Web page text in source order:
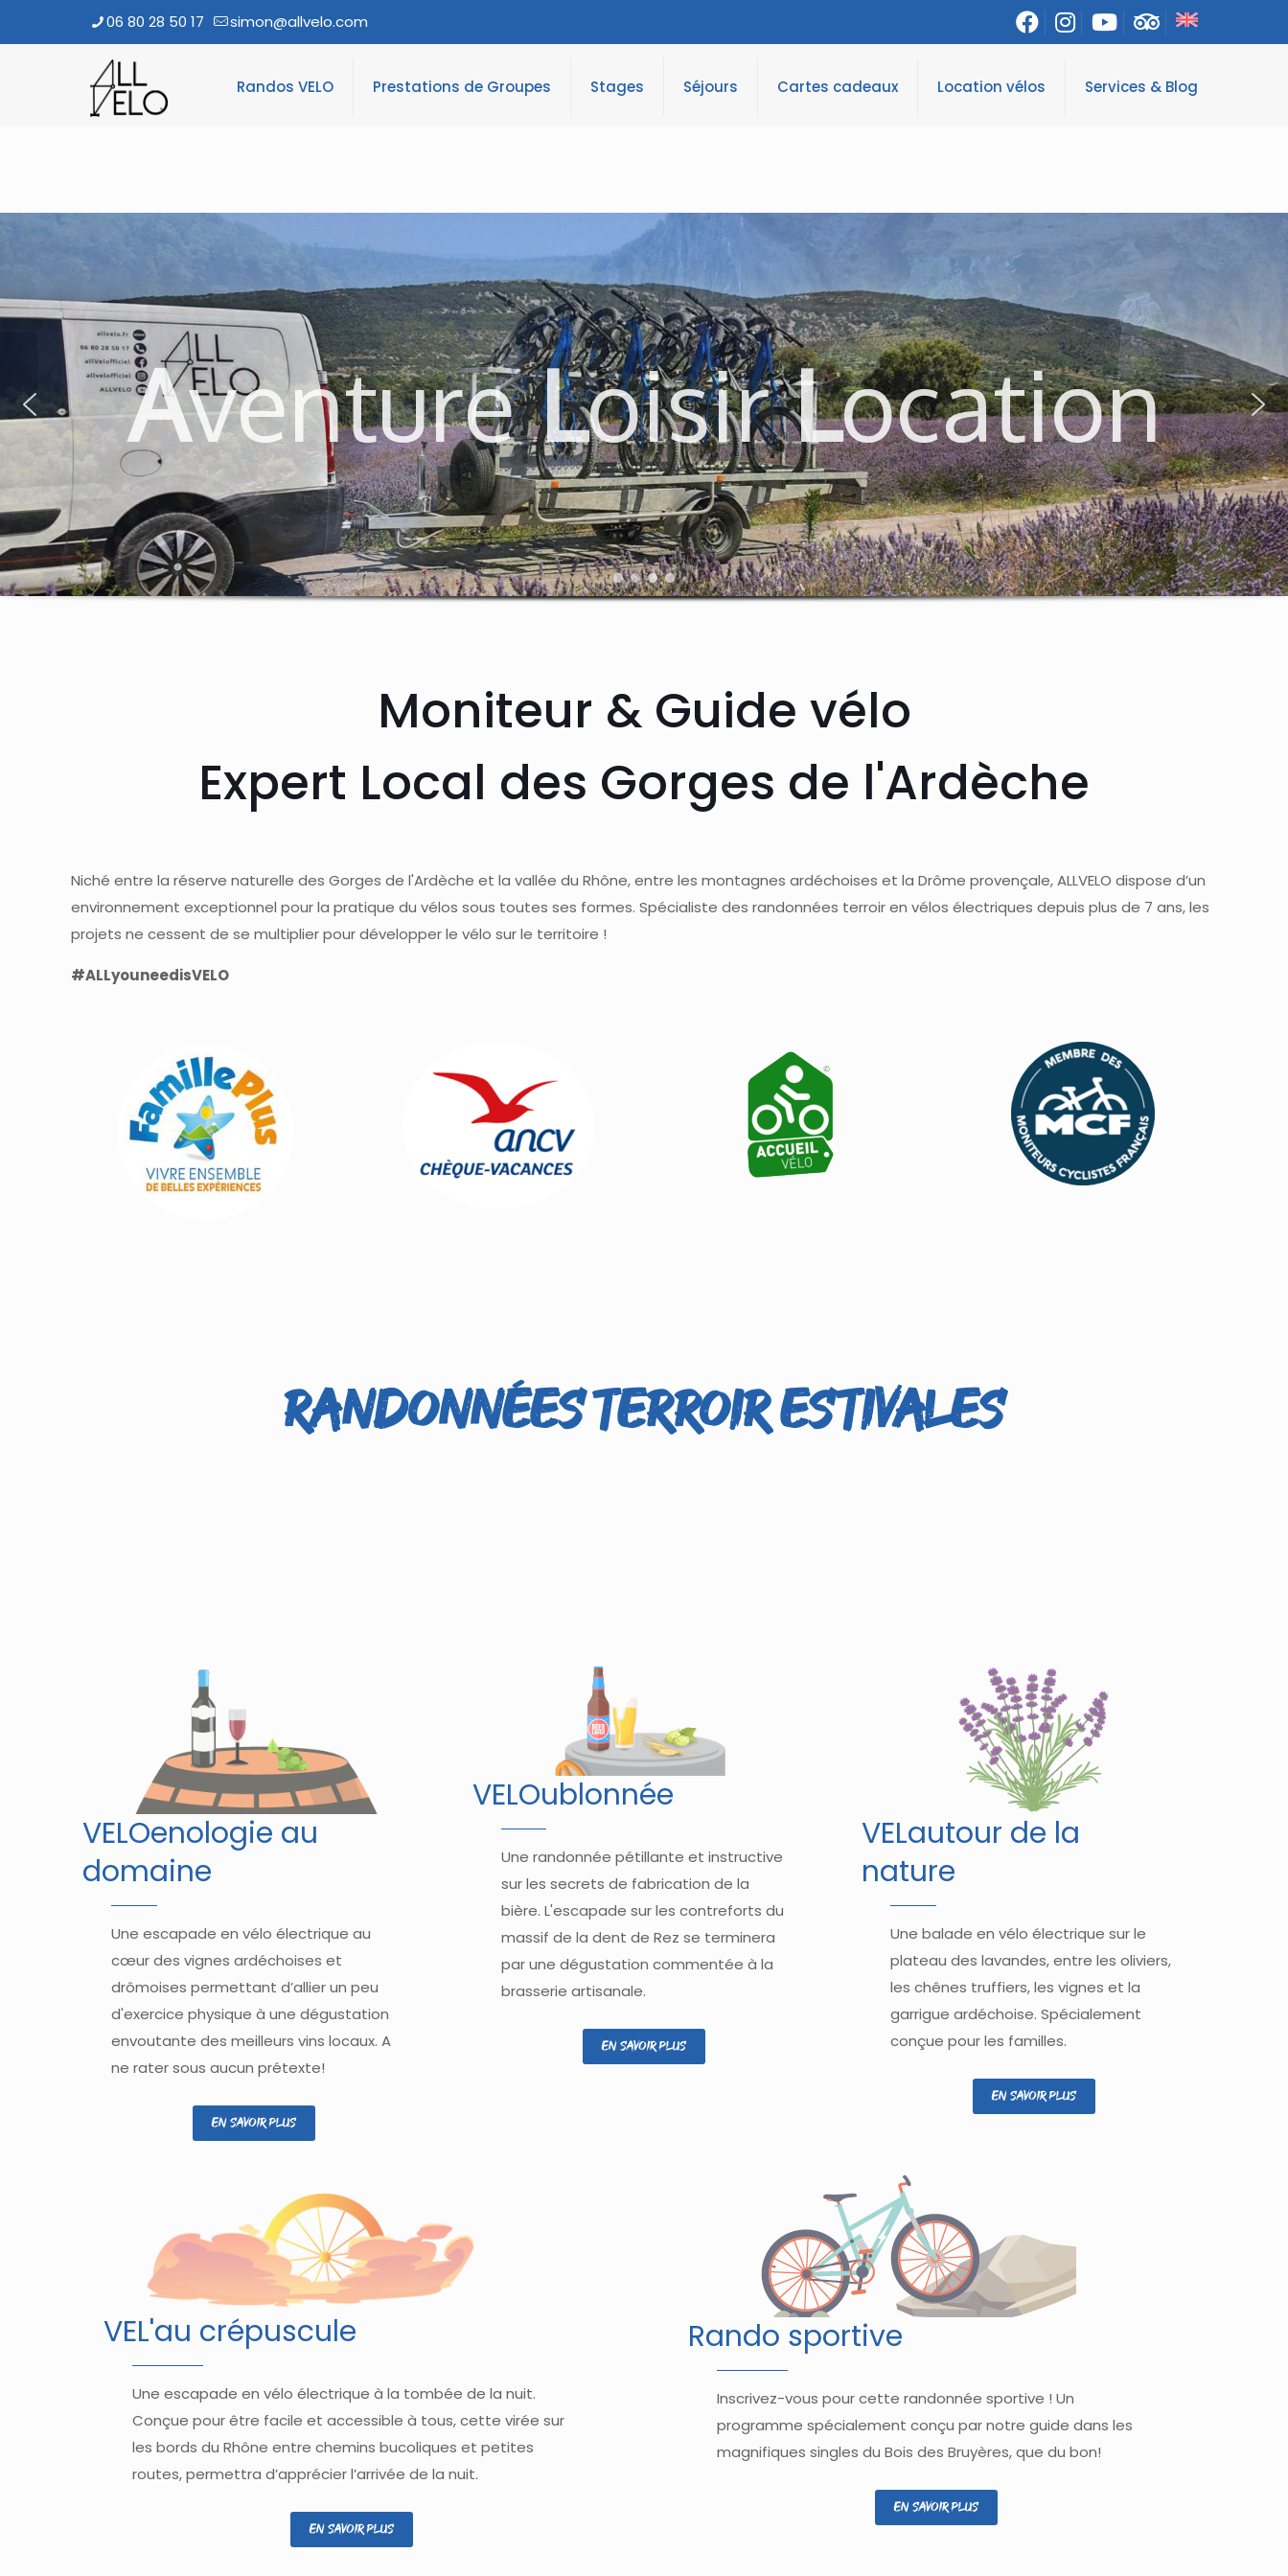
06 80 28 50 17 simon@allvelo.com
Randos VELO Prestations de Groupes Stages Séjours Cartes cadeaux Location vélos Services & Blog
AventureLoisirLocation
Moniteur & Guide vélo
Expert Local des Gorges de l'Ardèche
Niché entre la réserve naturelle des Gorges de l'Ardèche et la vallée du Rhône, entre les montagnes ardéchoises et la Drôme provençale, ALLVELO dispose d’un
environnement exceptionnel pour la pratique du vélos sous toutes ses formes. Spécialiste des randonnées terroir en vélos électriques depuis plus de 7 ans, les
projets ne cessent de se multiplier pour développer le vélo sur le territoire !
#ALLyouneedisVELO
Randonnées Terroir ESTIVALES
VELOenologie au
domaine
Une escapade en vélo électrique au
cœur des vignes ardéchoises et
drômoises permettant d’allier un peu
d'exercice physique à une dégustation
envoutante des meilleurs vins locaux. A
ne rater sous aucun prétexte!
En savoir plus
VELOublonnée
Une randonnée pétillante et instructive
sur les secrets de fabrication de la
bière. L'escapade sur les contreforts du
massif de la dent de Rez se terminera
par une dégustation commentée à la
brasserie artisanale.
En savoir plus
VELautour de la
nature
Une balade en vélo électrique sur le
plateau des lavandes, entre les oliviers,
les chênes truffiers, les vignes et la
garrigue ardéchoise. Spécialement
conçue pour les familles.
En savoir plus
VEL'au crépuscule
Une escapade en vélo électrique à la tombée de la nuit.
Conçue pour être facile et accessible à tous, cette virée sur
les bords du Rhône entre chemins bucoliques et petites
routes, permettra d’apprécier l’arrivée de la nuit.
En savoir plus
Rando sportive
Inscrivez-vous pour cette randonnée sportive ! Un
programme spécialement conçu par notre guide dans les
magnifiques singles du Bois des Bruyères, que du bon!
En savoir plus